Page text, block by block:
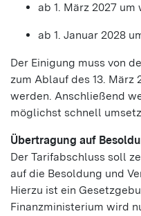
ab 1. März 2027
ab 1. Januar 2028
Der Einigung muss von
zum Ablauf des 13.
werden. Anschließend
möglichst schnell
Übertragung auf
Der Tarifabschluss soll
auf die Besoldung und
Hierzu ist ein
Finanzministerium wird